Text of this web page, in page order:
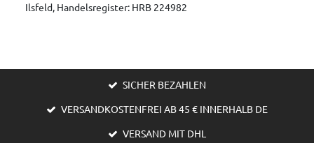
Ilsfeld, Handelsregister: HRB 224982
SICHER BEZAHLEN
VERSANDKOSTENFREI AB 45 € INNERHALB DE
VERSAND MIT DHL